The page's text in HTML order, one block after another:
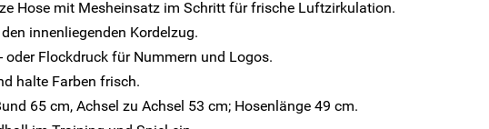
Hose mit Mesheinsatz im Schritt für frische Luftzirkulation.
innenliegenden Kordelzug.
Flockdruck für Nummern und Logos.
halte Farben frisch.
65 cm, Achsel zu Achsel 53 cm; Hosenlänge 49 cm.